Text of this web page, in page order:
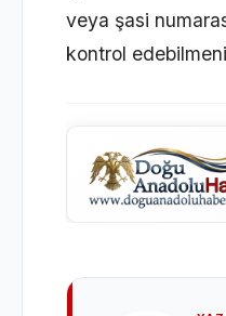
veya şasi
kontrol